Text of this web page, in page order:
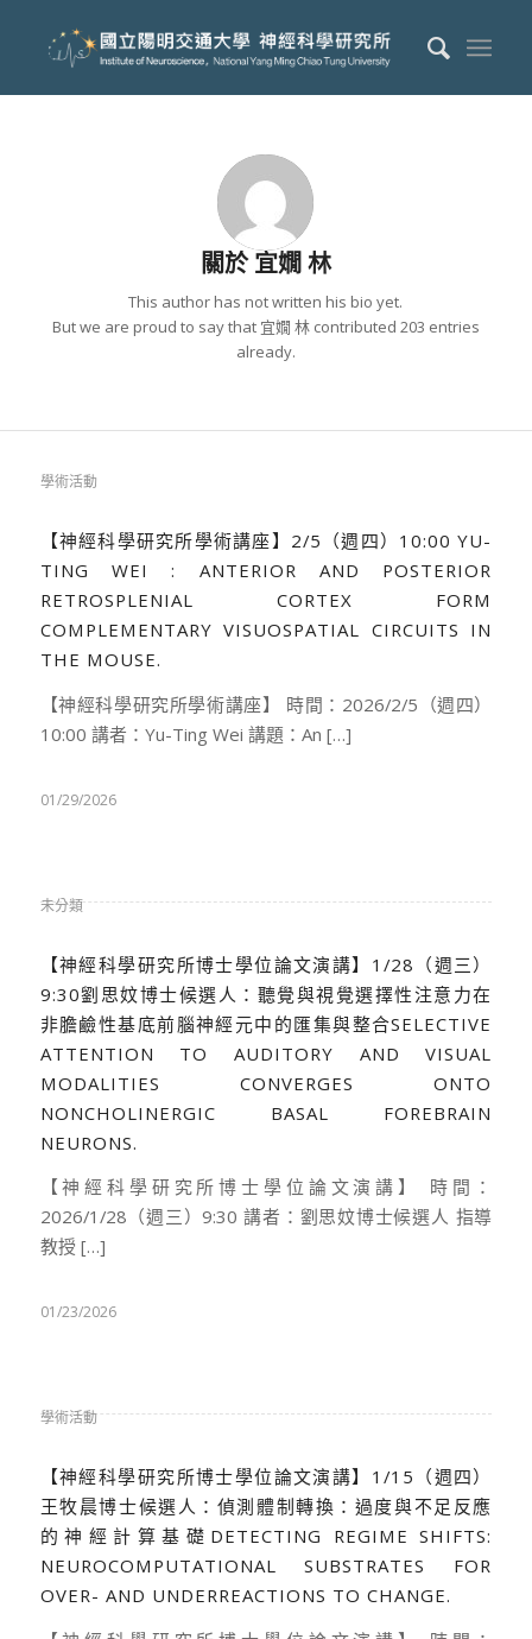
關於宜嫺 林
This author has not written his bio yet.
But we are proud to say that 宜嫺 林contributed 203 entries
already.
學術活動
【神經科學研究所學術講座】2/5（週四）10:00 YU-
TING WEI : ANTERIOR AND POSTERIOR
RETROSPLENIAL CORTEX FORM
COMPLEMENTARY VISUOSPATIAL CIRCUITS IN
THE MOUSE.
【神經科學研究所學術講座】 時間：2026/2/5（週四）
10:00 講者：Yu-Ting Wei 講題：An […]
01/29/2026
未分類
【神經科學研究所博士學位論文演講】1/28（週三）
9:30劉思妏博士候選人：聽覺與視覺選擇性注意力在
非膽鹼性基底前腦神經元中的匯集與整合SELECTIVE
ATTENTION TO AUDITORY AND VISUAL
MODALITIES CONVERGES ONTO
NONCHOLINERGIC BASAL FOREBRAIN
NEURONS.
【神經科學研究所博士學位論文演講】 時間：
2026/1/28（週三）9:30 講者：劉思妏博士候選人 指導
教授 […]
01/23/2026
學術活動
【神經科學研究所博士學位論文演講】1/15（週四）
王牧晨博士候選人：偵測體制轉換：過度與不足反應
的神經計算基礎DETECTING REGIME SHIFTS:
NEUROCOMPUTATIONAL SUBSTRATES FOR
OVER- AND UNDERREACTIONS TO CHANGE.